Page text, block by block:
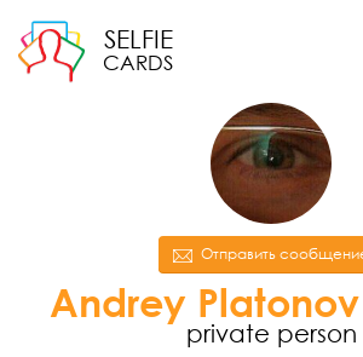
SELFIE
CARDS
Отправить
Andrey
private person